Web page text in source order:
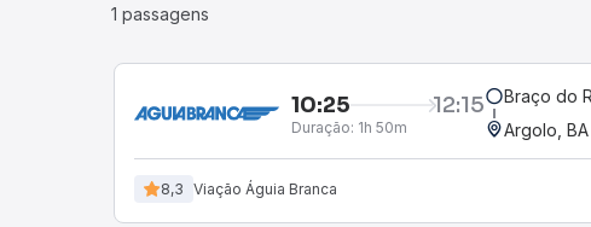
1 passagens
10:25 12:15
Duração: 1h 50m
Braço do
Argolo, BA
8,3 Viação Águia Branca